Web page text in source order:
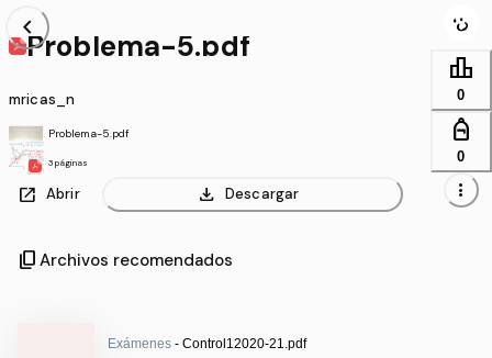
chevron_left
Problema-5.pdf
mricas_n
Problema-5.pdf
3 páginas
open_in_new Abrir download Descargar
leaderboard
0
personal_bag
0
more_vert
content_copy Archivos recomendados
Exámenes - Control12020-21.pdf